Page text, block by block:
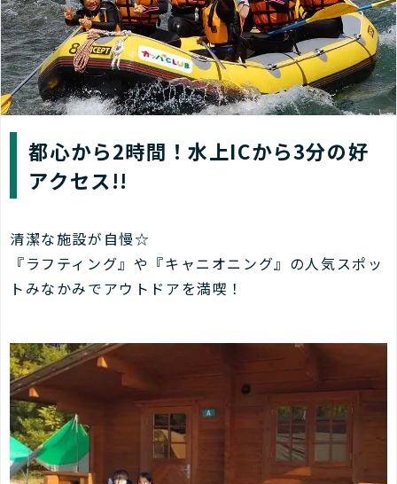
都心から2時間！水上ICから3分の好
アクセス!!
清潔な施設が自慢☆
『ラフティング』や『キャニオニング』の人気スポッ
トみなかみでアウトドアを満喫！